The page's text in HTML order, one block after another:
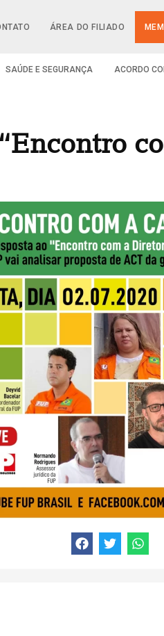
ÁREA DO FILIADO
SAÚDE E SEGURANÇA ACORDO